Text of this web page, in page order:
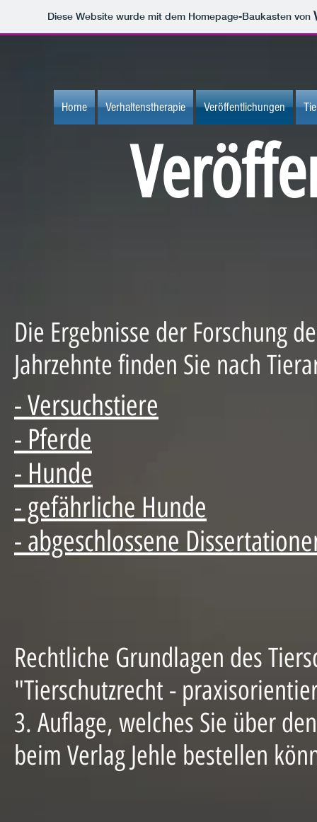
Diese Website wurde mit dem Homepage-Baukasten von
Home Verhaltenstherapie Veröffentlichungen
Die Ergebnisse der Forschung
Jahrzehnte finden Sie nach
- Versuchstiere
- Pferde
- Hunde
- gefährliche Hunde
- abgeschlossene
Rechtliche Grundlagen des
"Tierschutzrecht -
3. Auflage, welches Sie über
beim Verlag Jehle bestellen